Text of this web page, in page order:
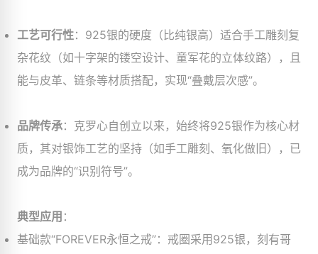
工艺可行性​：925银的硬度（比纯银高）适合手工雕刻复
杂花纹（如十字架的镂空设计、童军花的立体纹路），且
能与皮革、链条等材质搭配，实现“叠戴层次感”。
品牌传承​：克罗心自创立以来，始终将925银作为核心材
质，其对银饰工艺的坚持（如手工雕刻、氧化做旧），已
成为品牌的“识别符号”。
典型应用 ​：
基础款“FOREVER永恒之戒”：戒圈采用925银，刻有哥